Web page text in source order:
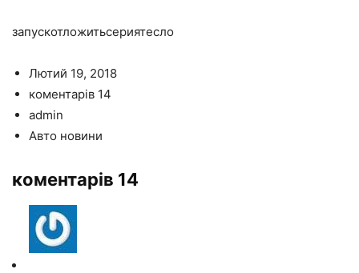
запускотложитьсериятесло
Лютий 19, 2018
коментарів 14
admin
Авто новини
коментарів 14